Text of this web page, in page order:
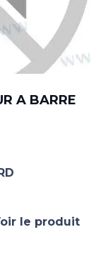
A BARRE
le produit